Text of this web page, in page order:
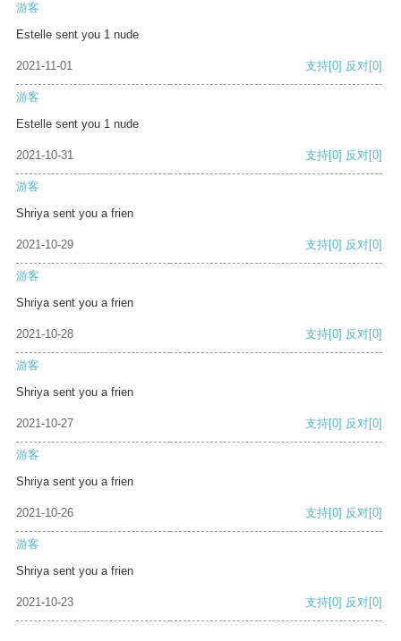
游客
Estelle sent you 1 nude
2021-11-01 支持[0] 反对[0]
游客
Estelle sent you 1 nude
2021-10-31 支持[0] 反对[0]
游客
Shriya sent you a frien
2021-10-29 支持[0] 反对[0]
游客
Shriya sent you a frien
2021-10-28 支持[0] 反对[0]
游客
Shriya sent you a frien
2021-10-27 支持[0] 反对[0]
游客
Shriya sent you a frien
2021-10-26 支持[0] 反对[0]
游客
Shriya sent you a frien
2021-10-23 支持[0] 反对[0]